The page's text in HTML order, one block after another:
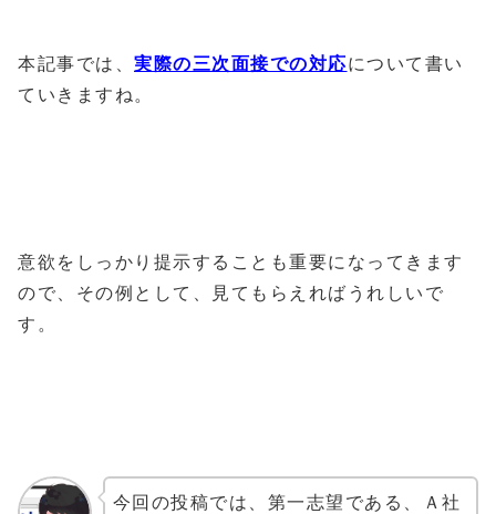
本記事では、 実際の三次面接での対応について書い
ていきますね。
意欲をしっかり提示することも重要になってきます
ので、その例として、見てもらえればうれしいで
す。
今回の投稿では、第一志望である、Ａ社